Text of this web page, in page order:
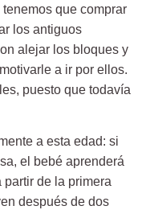
tenemos que comprar
los antiguos
alejar los bloques y
a ir por ellos.
puesto que todavía
a esta edad: si
el bebé aprenderá
de la primera
después de dos